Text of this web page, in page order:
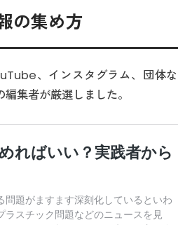
の集め方
、インスタグラム、団体
集者が厳選しました。